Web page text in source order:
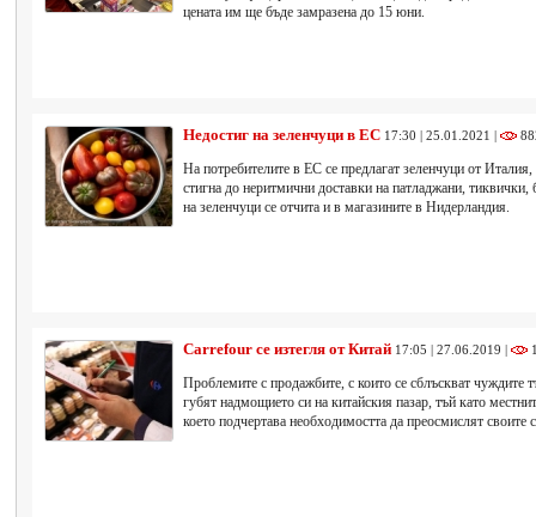
цената им ще бъде замразена до 15 юни.
Недостиг на зеленчуци в ЕС 17:30 | 25.01.2021 |
На потребителите в ЕС се предлагат зеленчуци от
стигна до неритмични доставки на патладжани, тиквички,
на зеленчуци се отчита и в магазините в Нидерландия.
Carrefour се изтегля от Китай 17:05 | 27.06.2019 |
Проблемите с продажбите, с които се сблъскват чуждите
губят надмощието си на китайския пазар, тъй като
което подчертава необходимостта да преосмислят своите